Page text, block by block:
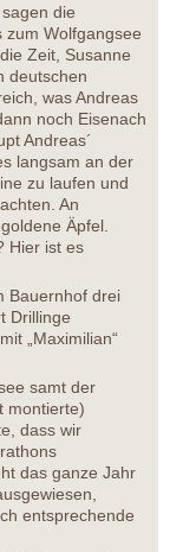
die
zum Wolfgangsee
Zeit, Susanne
deutschen
was Andreas
noch Eisenach
Andreas´
langsam an der
zu laufen und
An
Äpfel.
Hier ist es
Bauernhof drei
Drillinge
„Maximilian“
samt der
montierte)
dass wir
das ganze Jahr
entsprechende